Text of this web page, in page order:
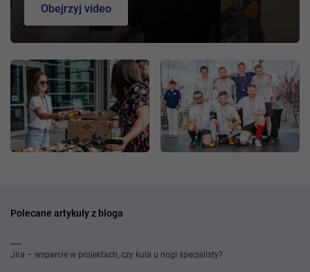
Obejrzyj video
Polecane artykuły z bloga
Jira – wsparcie w projektach, czy kula u nogi specjalisty?